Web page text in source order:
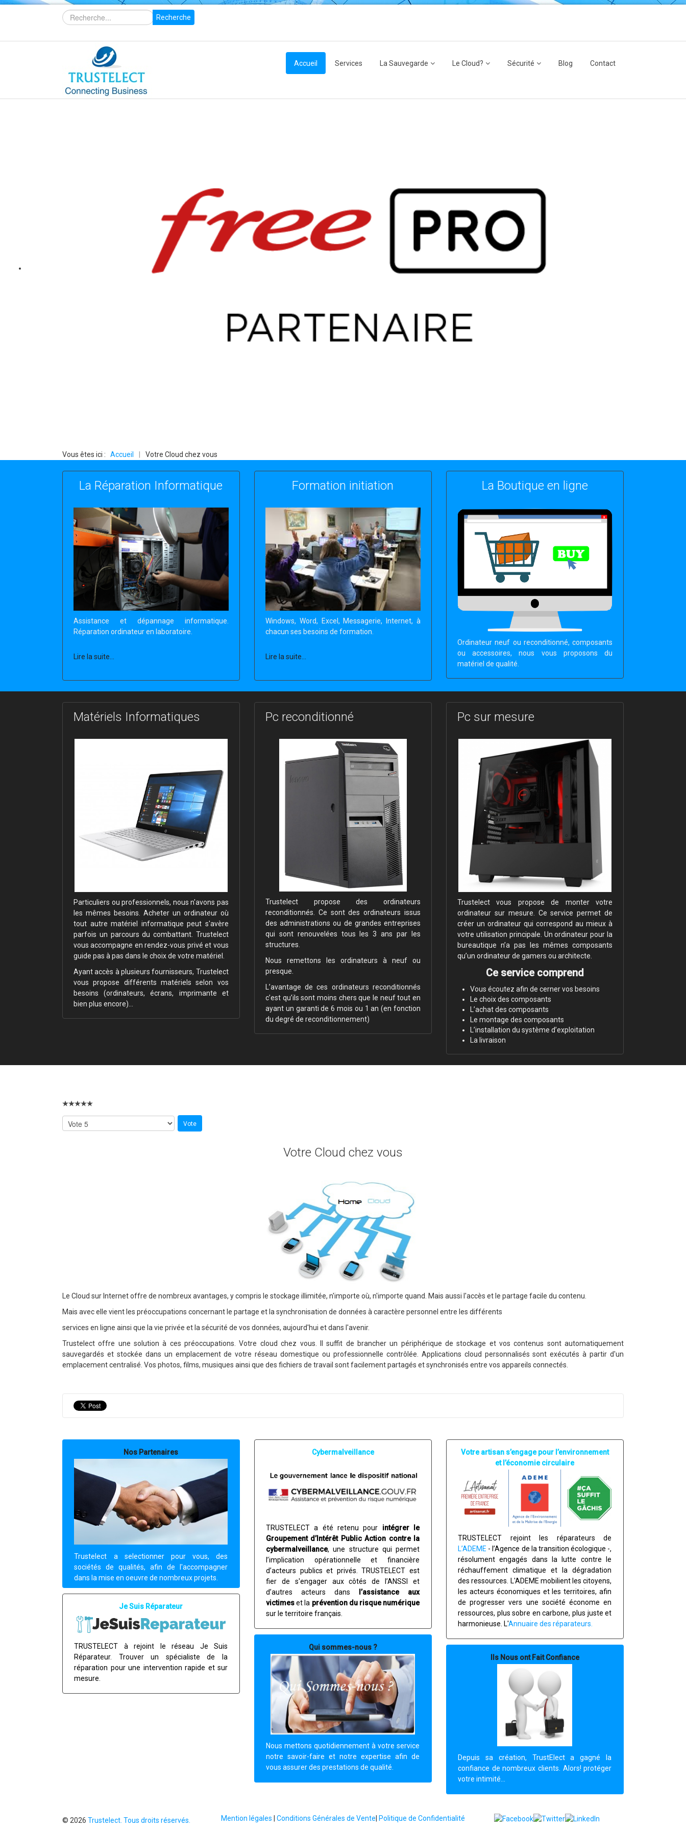
Recherche
Accueil Services La Sauvegarde Le Cloud? Sécurité Blog Contact
Nous contacter pour plus d'information 01.85.51.01.80
Récupération de données perdues ou effacées
Un incident avec l’un de vos médias ?
Protéger votre intimité numérique.
Protéger votre intimité numérique.
Vous êtes ici : Accueil Votre Cloud chez vous
La Réparation Informatique
Assistance et dépannage informatique.
Réparation ordinateur en laboratoire.
Lire la suite...
Formation initiation
Windows, Word, Excel, Messagerie, Internet, à
chacun ses besoins de formation.
Lire la suite...
La Boutique en ligne
Ordinateur neuf ou reconditionné, composants
ou accessoires, nous vous proposons du
matériel de qualité.
Matériels Informatiques
Particuliers ou professionnels, nous n'avons pas
les mêmes besoins. Acheter un ordinateur où
tout autre matériel informatique peut s'avère
parfois un parcours du combattant. Trustelect
vous accompagne en rendez-vous privé et vous
guide pas à pas dans le choix de votre matériel.
Ayant accès à plusieurs fournisseurs, Trustelect
vous propose différents matériels selon vos
besoins (ordinateurs, écrans, imprimante et
bien plus encore)…
Pc reconditionné
Trustelect propose des ordinateurs
reconditionnés. Ce sont des ordinateurs issus
des administrations ou de grandes entreprises
qui sont renouvelées tous les 3 ans par les
structures.
Nous remettons les ordinateurs à neuf ou
presque.
L’avantage de ces ordinateurs reconditionnés
c’est qu’ils sont moins chers que le neuf tout en
ayant un garanti de 6 mois ou 1 an (en fonction
du degré de reconditionnement)
Pc sur mesure
Trustelect vous propose de monter votre
ordinateur sur mesure. Ce service permet de
créer un ordinateur qui correspond au mieux à
votre utilisation principale. Un ordinateur pour la
bureautique n’a pas les mêmes composants
qu’un ordinateur de gamers ou architecte.
Ce service comprend
Vous écoutez afin de cerner vos besoins
Le choix des composants
L’achat des composants
Le montage des composants
L’installation du système d’exploitation
La livraison
Votre Cloud chez vous
Le Cloud sur Internetoffre de nombreux avantages, y compris le stockage illimitée, n'importe où, n'importe quand. Mais aussi l'accès et le partage facile du contenu
Mais avec elle vient les préoccupations concernant le partage et la synchronisation de données à caractère personnel entre les différents
services en ligne ainsi que la vie privée et la sécurité de vos données, aujourd'hui etdans l'avenir.
Trustelectoffre une solution à ces préoccupations. Votre cloud chez vous Il suffit de brancher un périphérique de stockage et vos contenus sont automatiquement
sauvegardés et stockée dans un emplacement de votre réseau domestique ou professionnelle contrôlée Applications cloud personnalisés sont exécutés à partir d'un
emplacement centralisé . Vos photos, films, musiques ainsi que des fichiers de travail sontfacilement partagés etsynchronisés entre vos appareils connectés.
Nos Partenaires
Trustelect a selectionner pour vous, des
sociétés de qualités, afin de l'accompagner
dans la mise en oeuvre de nombreux projets.
Je Suis Réparateur
TRUSTELECT à rejoint le réseau Je Suis
Réparateur. Trouver un spécialiste de la
réparation pour une intervention rapide et sur
mesure.
Cybermalveillance
TRUSTELECT a été retenu pour intégrer le
Groupement d’Intérêt Public Action contre la
cybermalveillance, une structure qui permet
l’implication opérationnelle et financière
d’acteurs publics et privés. TRUSTELECT est
fier de s'engager aux côtés de l’ANSSI et
d’autres acteurs dans
l’assistance aux
victimeset la prévention du risque numérique
sur le territoire français.
Qui sommes-nous ?
Nous mettons quotidiennement à votre service
notre savoir-faire et notre expertise afin de
vous assurer des prestations de qualité.
Votre artisan s’engage pour l’environnement
et l’économie circulaire
TRUSTELECT rejoint les réparateurs de
L’ADEME - l’Agence de la transition écologique -,
résolument engagés dans la lutte contre le
réchauffement climatique et la dégradation
des ressources. L'ADEME mobilient les citoyens,
les acteurs économiques et les territoires, afin
de progresser vers une société économe en
ressources, plus sobre en carbone, plus juste et
harmonieuse. L'Annuaire des réparateurs.
Ils Nous ont Fait Confiance
Depuis sa création, TrustElect a gagné la
confiance de nombreux clients. Alors! protéger
votre intimité...
© 2026 Trustelect. Tous droits réservés. Mention légales Conditions Générales de Vente Politique de Confidentialité